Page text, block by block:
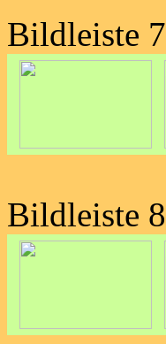
Bildleiste 7
Bildleiste 8